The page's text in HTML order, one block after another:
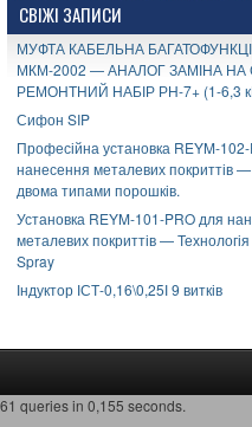
СВІЖІ ЗАПИСИ
МУФТА КАБЕЛЬНА
МКМ-2002 — АНАЛОГ ЗАМІНА
РЕМОНТНИЙ НАБІР РН-7+ (1-6,3
Сифон SIP
Професійна установка REYM-
нанесення металевих покриттів
двома типами порошків.
Установка REYM-101-PRO для
металевих покриттів —
Spray
Індуктор ІСТ-0,16\0,25І 9 витків
61 queries in 0,155 seconds.